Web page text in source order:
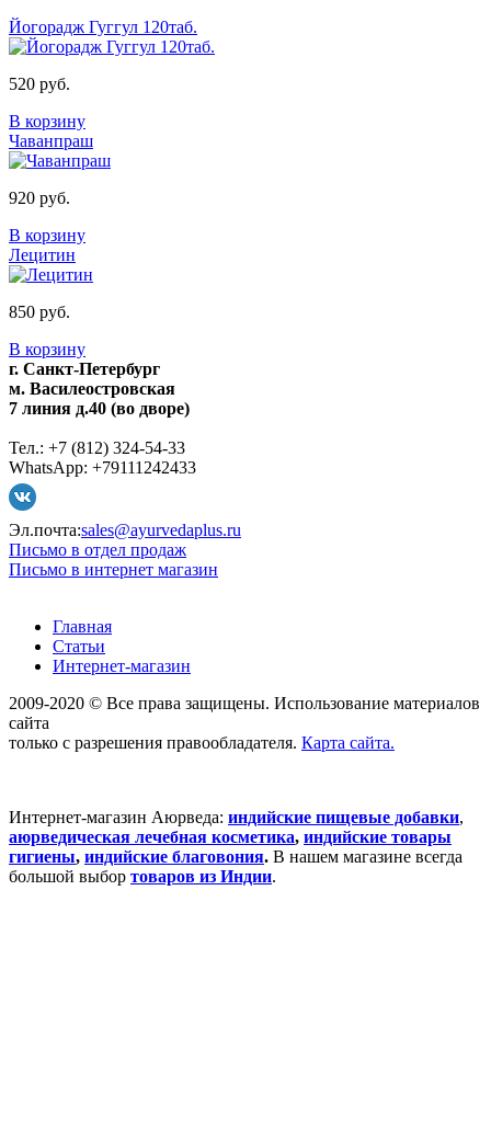
Йогорадж Гуггул 120таб.
520 руб.
В корзину
Чаванпраш
920 руб.
В корзину
Лецитин
850 руб.
В корзину
г. Санкт-Петербург
м. Василеостровская
7 линия д.40 (во дворе)
Тел.: +7 (812) 324-54-33
WhatsApp: +79111242433
Эл.почта:sales@ayurvedaplus.ru
Письмо в отдел продаж
Письмо в интернет магазин
Главная
Статьи
Интернет-магазин
2009-2020 © Все права защищены. Использование материалов
сайта
только с разрешения правообладателя. Карта сайта.
Интернет-магазин Аюрведа: индийские пищевые добавки,
аюрведическая лечебная косметика, индийские товары
гигиены, индийские благовония. В нашем магазине всегда
большой выбор товаров из Индии.